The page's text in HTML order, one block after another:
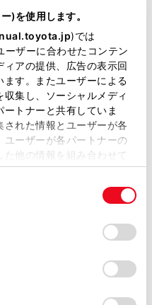
)を使用します。
)では
ザーに合わせたコンテン
アの提供、広告の表示回
す。またユーザーによる
集し、ソーシャルメディ
トナーと共有していま
れた情報とユーザーが各
ーザーが各パートナーの
他の情報を組み合わせて
サイトの使用を続行する
ー)が保存されることに同
ッキー)のオプトアウト、
るにあたっては、当社の
扱いについて
」をご覧くだ
ます。